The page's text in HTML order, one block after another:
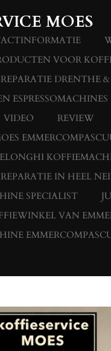
MOES
VOOR
DRENTHE
ESPRESSOMACHINES
VIDEO REVIEW
IN HEEL
SPECIALIST
VAN